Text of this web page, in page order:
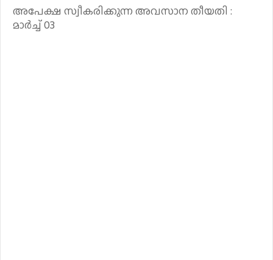
അപേക്ഷ സ്വീകരിക്കുന്ന അവസാന തീയതി :
മാർച്ച് 03